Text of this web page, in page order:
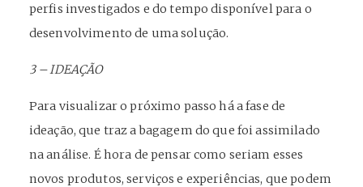
perfis investigados e do tempo disponível para o
desenvolvimento de uma solução.
3 – IDEAÇÃO
Para visualizar o próximo passo há a fase de
ideação, que traz a bagagem do que foi assimilado
na análise. É hora de pensar como seriam esses
novos produtos, serviços e experiências, que podem